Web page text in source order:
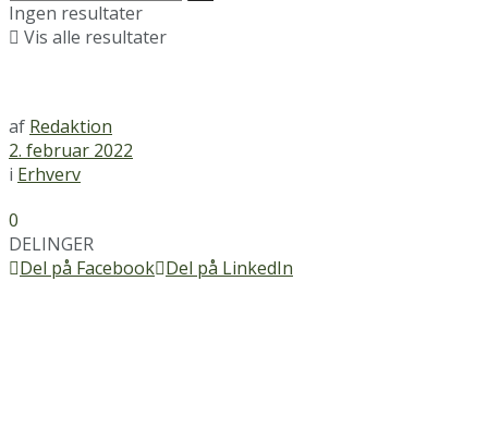
Ingen resultater
Vis alle resultater
af Redaktion
2. februar 2022
i Erhverv
0
DELINGER
Del på Facebook Del på LinkedIn